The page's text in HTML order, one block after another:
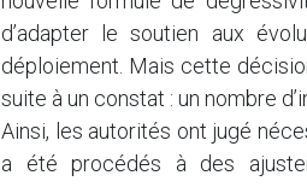
d’adapter le soutien aux
déploiement. Mais cette
suite à un constat : un nombre
Ainsi, les autorités ont jugé
a été procédés à des